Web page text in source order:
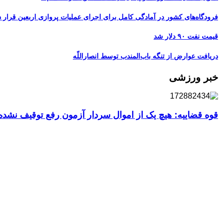
فرودگاه‌های کشور در آمادگی کامل برای اجرای عملیات پروازی اربعین قرار
قیمت نفت ۹۰ دلار شد
دریافت عوارض از تنگه باب‌المندب توسط انصاراللّه
خبر ورزشی
قوه قضاییه: هیچ یک از اموال سردار آزمون رفع توقیف